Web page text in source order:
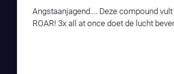
Angstaanjagend…. Deze compound
ROAR! 3x all at once doet de lucht